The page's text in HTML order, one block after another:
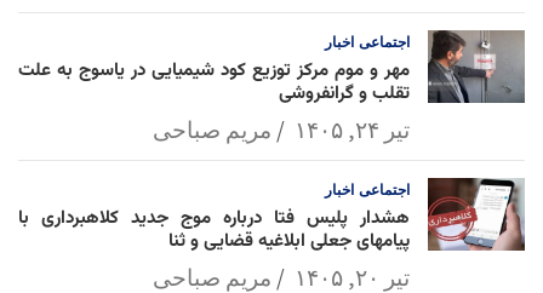
p
k
l
اجتماعی اخبار
مهر و موم مرکز توزیع کود شیمیایی در یاسوج به علت
تقلب و گرانفروشی
تیر ۲۴, ۱۴۰۵ مریم صباحی
اجتماعی اخبار
هشدار پلیس فتا درباره موج جدید کلاهبرداری با
پیامهای جعلی ابلاغیه قضایی و ثنا
تیر ۲۰, ۱۴۰۵ مریم صباحی